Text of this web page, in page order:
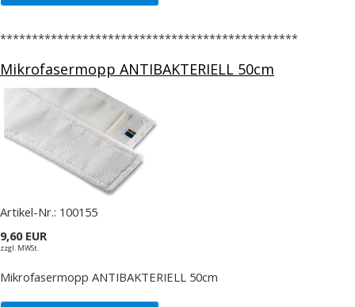
***********************************************
Mikrofasermopp ANTIBAKTERIELL 50cm
Artikel-Nr.: 100155
9,60 EUR
zzgl. MWSt.
Mikrofasermopp ANTIBAKTERIELL 50cm